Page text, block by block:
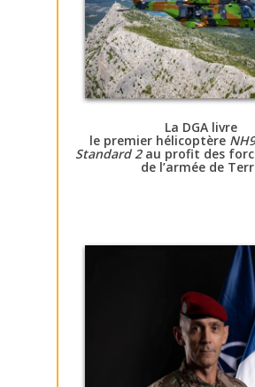
La DGA livre
le premier hélicoptère
Standard 2au profit des
de l’armée de